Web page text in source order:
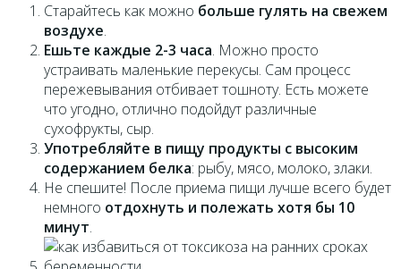
Старайтесь как можно больше гулять на свежем
воздухе.
Ешьте каждые 2-3 часа. Можно просто
устраивать маленькие перекусы. Сам процесс
пережевывания отбивает тошноту. Есть можете
что угодно, отлично подойдут различные
сухофрукты, сыр.
Употребляйте в пищу продукты с высоким
содержанием белка: рыбу, мясо, молоко, злаки.
Не спешите! После приема пищи лучше всего будет
немного отдохнуть и полежать хотя бы 10
минут.